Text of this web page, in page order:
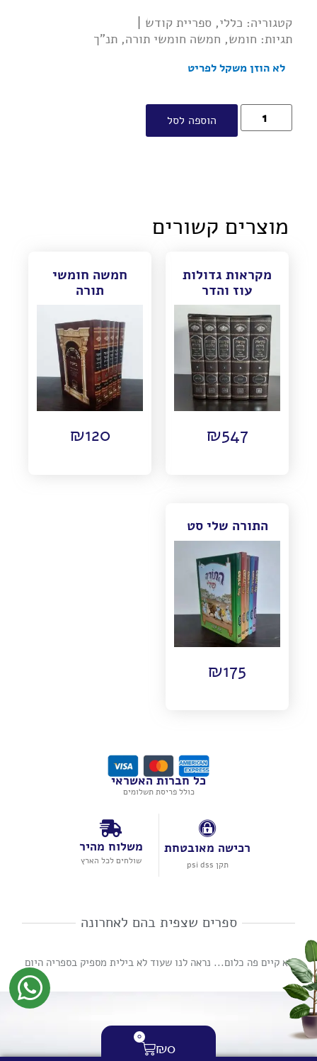
קטגוריה: כללי, ספריית קודש
תגיות: חומש, חמשה חומשי תורה, תנ"ך
לא הוזן משקל לפריט
הוספה לסל
מוצרים קשורים
מקראות גדולות
עוז והדר
₪547
חמשה חומשי
תורה
₪120
התורה שלי סט
₪175
כל חברות האשראי
כולל פריסת תשלומים
רכישה מאובטחת
תקן psi dss
משלוח מהיר
שולחים לכל הארץ
ספרים שצפית בהם לאחרונה
לא קיים פה כלום... נראה לנו שעוד לא בילית מספיק בספריה היום
₪0
0